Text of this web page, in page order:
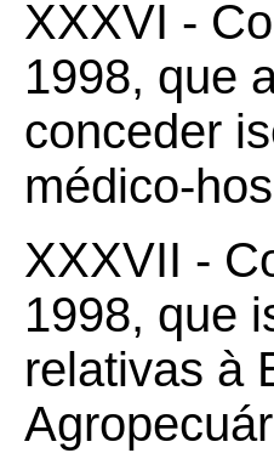
XXXVI -
1998, que
conceder
médico-
XXXVII -
1998, que
relativas à